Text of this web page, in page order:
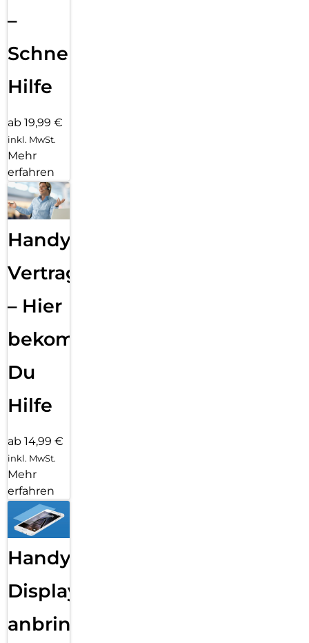
–
Schnelle
Hilfe
ab 19,99 €
inkl. MwSt.
Mehr
erfahren
Handy
Vertragsabwicklung
– Hier
bekommst
Du
Hilfe
ab 14,99 €
inkl. MwSt.
Mehr
erfahren
Handy
Displayfolie
anbringen